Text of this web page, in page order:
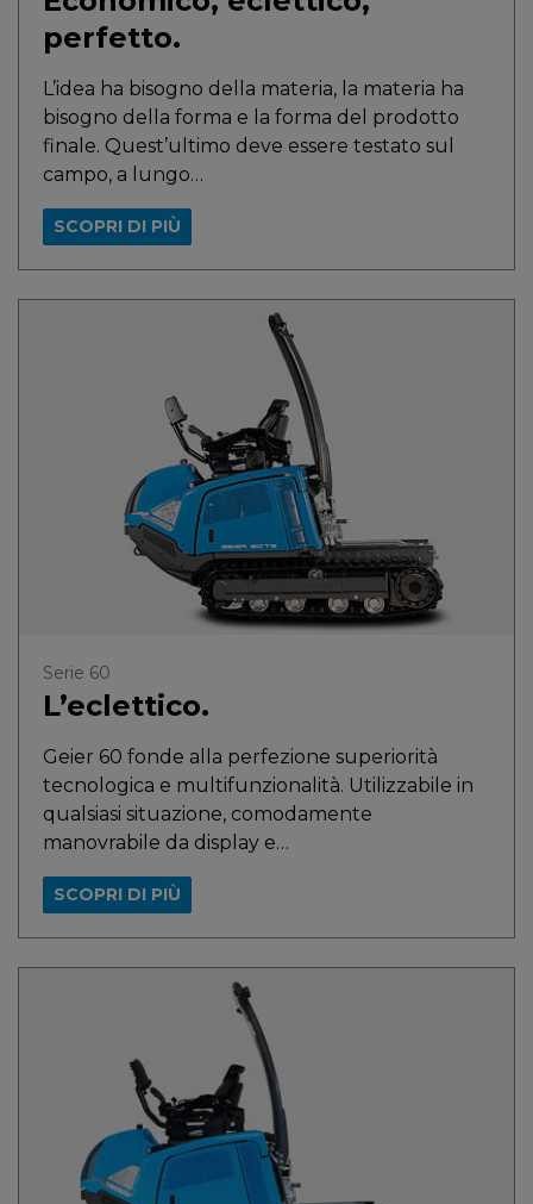
perfetto.
L’idea ha bisogno della materia, la materia ha
bisogno della forma e la forma del prodotto
finale. Quest’ultimo deve essere testato sul
campo, a lungo…
SCOPRI DI PIÙ
Serie 60
L’eclettico.
Geier 60 fonde alla perfezione superiorità
tecnologica e multifunzionalità. Utilizzabile in
qualsiasi situazione, comodamente
manovrabile da display e…
SCOPRI DI PIÙ